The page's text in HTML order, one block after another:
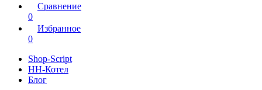
Сравнение
0
Избранное
0
Shop-Script
НН-Котел
Блог